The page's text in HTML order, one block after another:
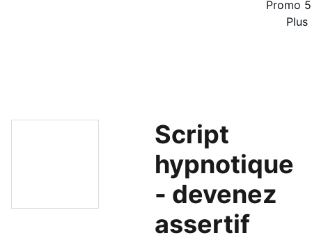
Promo
Plus
Script
hypnotique
- devenez
assertif